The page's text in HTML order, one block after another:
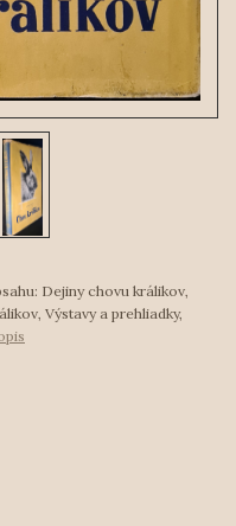
Dejiny chovu králikov,
Výstavy a prehliadky,